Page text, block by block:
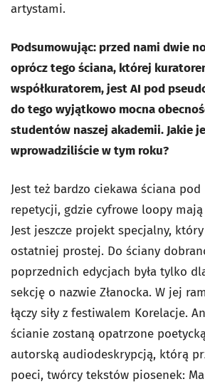
artystami.
Podsumowując: przed nami dwie
oprócz tego ściana, której
współkuratorem, jest AI pod
do tego wyjątkowo mocna
studentów naszej akademii. Jakie
wprowadziliście w tym roku?
Jest też bardzo ciekawa ściana pod
repetycji, gdzie cyfrowe loopy
Jest jeszcze projekt specjalny,
ostatniej prostej. Do ściany
poprzednich edycjach była tylko
sekcję o nazwie Złanocka. W jej
łączy siły z festiwalem Korelacje.
ścianie zostaną opatrzone
autorską audiodeskrypcją, którą
poeci, twórcy tekstów piosenek: